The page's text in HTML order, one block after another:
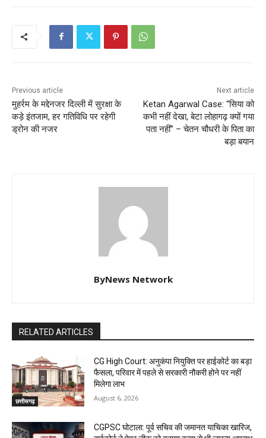
Previous article
मुहर्रम के मद्देनजर दिल्ली में सुरक्षा के
कड़े इंतजाम, हर गतिविधि पर रहेगी
ड्रोन की नजर
Next article
Ketan Agarwal Case: “सिया को
कभी नहीं देखा, बेटा लोहागढ़ क्यों गया
पता नहीं” – चेतन चौधरी के पिता का
बड़ा बयान
ByNews Network
RELATED ARTICLES
छत्तीसगढ़
CG High Court: अनुकंपा नियुक्ति पर हाईकोर्ट का बड़ा
फैसला, परिवार में पहले से सरकारी नौकरी होने पर नहीं
मिलेगा लाभ
August 6, 2026
CGPSC घोटाला: पूर्व सचिव की जमानत याचिका खारिज,